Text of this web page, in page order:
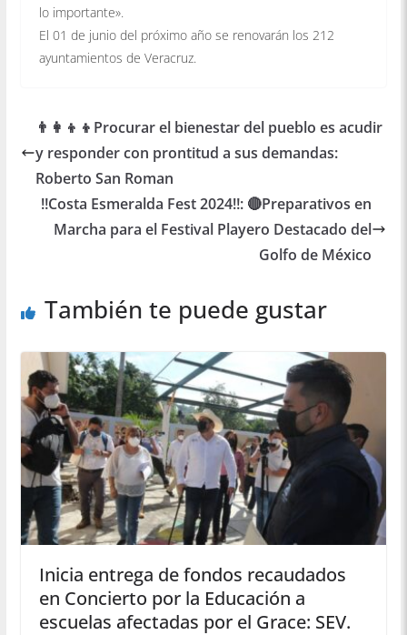
lo importante».
El 01 de junio del próximo año se renovarán los 212
ayuntamientos de Veracruz.
👨‍👩‍👦‍👦Procurar el bienestar del pueblo es acudir
y responder con prontitud a sus demandas:
Roberto San Roman
‼️Costa Esmeralda Fest 2024‼️: 🔴Preparativos en
Marcha para el Festival Playero Destacado del
Golfo de México
También te puede gustar
Inicia entrega de fondos recaudados
en Concierto por la Educación a
escuelas afectadas por el Grace: SEV.